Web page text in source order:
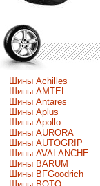
Шины Achilles
Шины AMTEL
Шины Antares
Шины Aplus
Шины Apollo
Шины AURORA
Шины AUTOGRIP
Шины AVALANCHE
Шины BARUM
Шины BFGoodrich